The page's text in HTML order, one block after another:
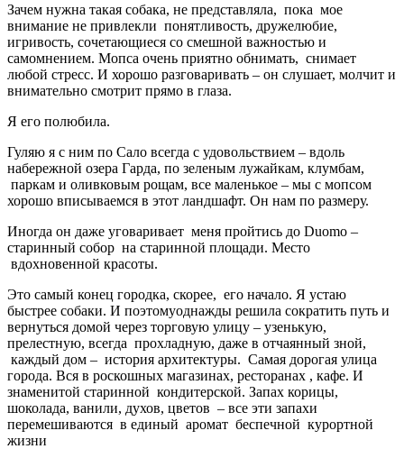
Зачем нужна такая собака, не представляла, пока мое
внимание не привлекли понятливость, дружелюбие,
игривость, сочетающиеся со смешной важностью и
самомнением. Мопса очень приятно обнимать, снимает
любой стресс. И хорошо разговаривать – он слушает, молчит и
внимательно смотрит прямо в глаза.
Я его полюбила.
Гуляю я с ним по Сало всегда с удовольствием – вдоль
набережной озера Гарда, по зеленым лужайкам, клумбам,
паркам и оливковым рощам, все маленькое – мы с мопсом
хорошо вписываемся в этот ландшафт. Он нам по размеру.
Иногда он даже уговаривает меня пройтись до Duomo –
старинный собор на старинной площади. Место
вдохновенной красоты.
Это самый конец городка, скорее, его начало. Я устаю
быстрее собаки. И поэтомуоднажды решила сократить путь и
вернуться домой через торговую улицу – узенькую,
прелестную, всегда прохладную, даже в отчаянный зной,
каждый дом – история архитектуры. Самая дорогая улица
города. Вся в роскошных магазинах, ресторанах , кафе. И
знаменитой старинной кондитерской. Запах корицы,
шоколада, ванили, духов, цветов – все эти запахи
перемешиваются в единый аромат беспечной курортной
жизни